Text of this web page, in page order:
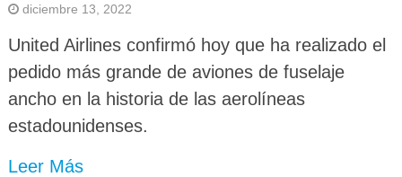
diciembre 13, 2022
United Airlines confirmó hoy que ha realizado el
pedido más grande de aviones de fuselaje
ancho en la historia de las aerolíneas
estadounidenses.
Leer Más